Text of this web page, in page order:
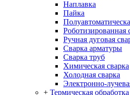
Наплавка
Пайка
Роботизированная
Ручная дуговая
Сварка арматуры
Сварка труб
Химическая сварка
Холодная сварка
Электронно-
+ Термическая обработка